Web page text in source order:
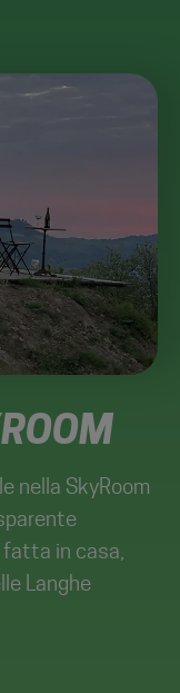
nella SkyRoom
in casa,
Langhe